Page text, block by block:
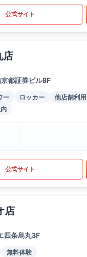
公式サイト
店
都証券ビル8F
ー ロッカー
他店舗利用
公式サイト
店
四条烏丸3F
無料体験